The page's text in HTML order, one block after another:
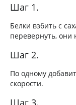
Шаг 1.
Белки взбить с
перевернуть, они
Шаг 2.
По одному
скорости.
Шаг 3.